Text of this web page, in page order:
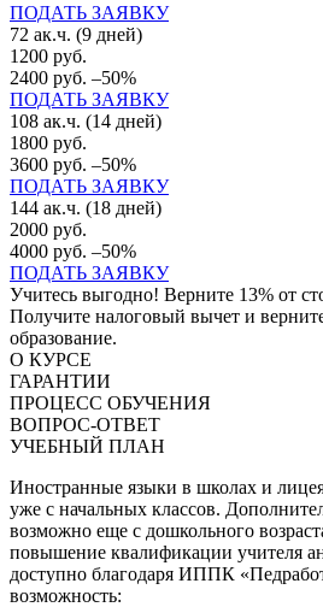
ПОДАТЬ ЗАЯВКУ
72 ак.ч. (9 дней)
1200 руб.
2400 руб. –50%
ПОДАТЬ ЗАЯВКУ
108 ак.ч. (14 дней)
1800 руб.
3600 руб. –50%
ПОДАТЬ ЗАЯВКУ
144 ак.ч. (18 дней)
2000 руб.
4000 руб. –50%
ПОДАТЬ ЗАЯВКУ
Учитесь выгодно! Верните 13% от
Получите налоговый вычет и верните
образование.
О КУРСЕ
ГАРАНТИИ
ПРОЦЕСС ОБУЧЕНИЯ
ВОПРОС-ОТВЕТ
УЧЕБНЫЙ ПЛАН
Иностранные языки в школах и
уже с начальных классов.
возможно еще с дошкольного
повышение квалификации учителя
доступно благодаря ИППК
возможность: